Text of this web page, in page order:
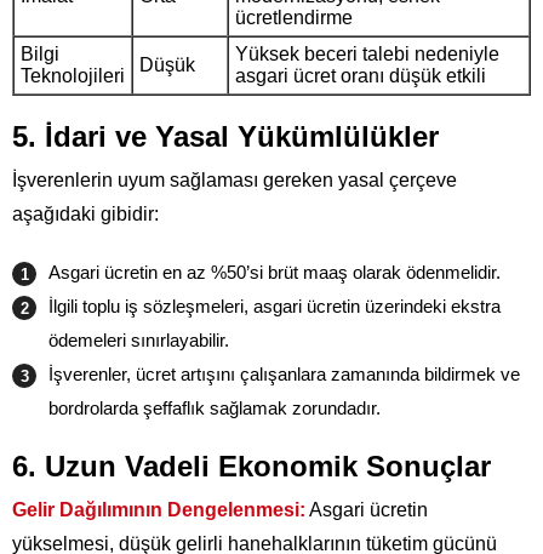
ücretlendirme
Bilgi
Teknolojileri
Düşük
Yüksek beceri talebi nedeniyle
asgari ücret oranı düşük etkili
5. İdari ve Yasal Yükümlülükler
İşverenlerin uyum sağlaması gereken yasal çerçeve
aşağıdaki gibidir:
Asgari ücretin en az %50’si brüt maaş olarak ödenmelidir.
İlgili toplu iş sözleşmeleri, asgari ücretin üzerindeki ekstra
ödemeleri sınırlayabilir.
İşverenler, ücret artışını çalışanlara zamanında bildirmek ve
bordrolarda şeffaflık sağlamak zorundadır.
6. Uzun Vadeli Ekonomik Sonuçlar
Gelir Dağılımının Dengelenmesi: Asgari ücretin
yükselmesi, düşük gelirli hanehalklarının tüketim gücünü